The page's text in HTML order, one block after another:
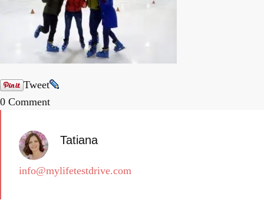
Tweet
0 Comment
Tatiana
info@mylifetestdrive.com